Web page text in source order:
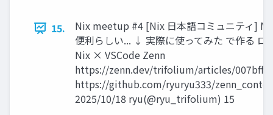
15.
Nix meetup #4 [Nix 日本語コミュニティ]
便利らしい... ↓ 実際に使ってみた で作る
Nix × VSCode Zenn
https://zenn.dev/trifolium/articles/
https://github.com/ryuryu333/
2025/10/18 ryu(@ryu_trifolium) 15